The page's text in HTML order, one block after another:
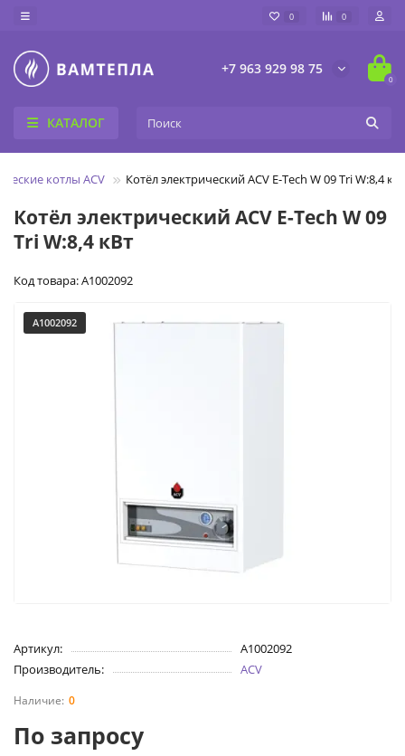
0 0
+7 963 929 98 75
0
КАТАЛОГ
котлы ACV Котёл электрический ACV E-Tech W 09 Tri W:8,4 кВт
Котёл электрический ACV E-Tech W 09
Tri W:8,4 кВт
Код товара: A1002092
A1002092
Артикул:
A1002092
Производитель:
ACV
0
По запросу